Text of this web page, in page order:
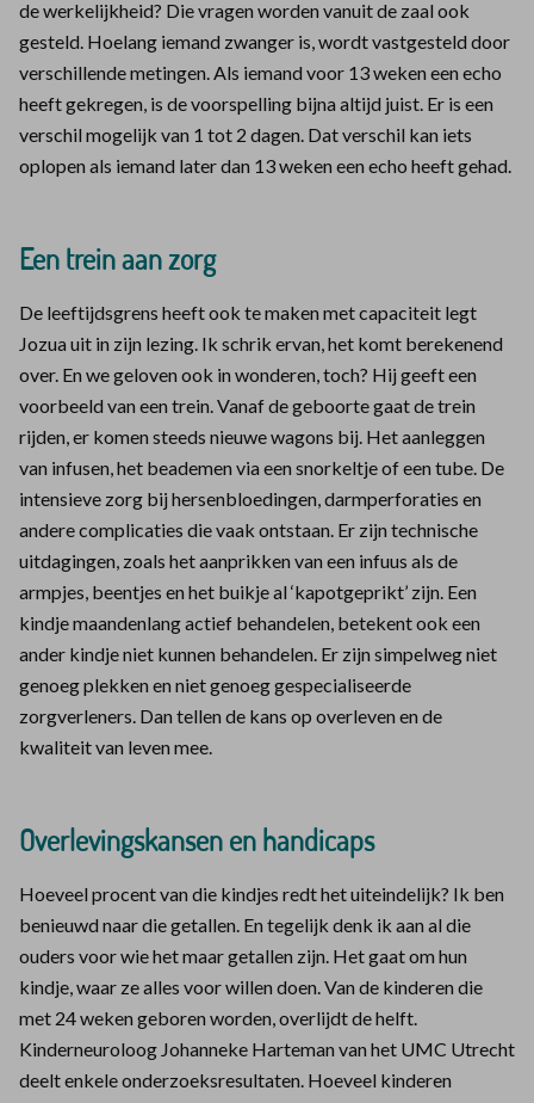
de werkelijkheid? Die vragen worden vanuit de zaal ook
gesteld. Hoelang iemand zwanger is, wordt vastgesteld door
verschillende metingen. Als iemand voor 13 weken een echo
heeft gekregen, is de voorspelling bijna altijd juist. Er is een
verschil mogelijk van 1 tot 2 dagen. Dat verschil kan iets
oplopen als iemand later dan 13 weken een echo heeft gehad.
Een trein aan zorg
De leeftijdsgrens heeft ook te maken met capaciteit legt
Jozua uit in zijn lezing. Ik schrik ervan, het komt berekenend
over. En we geloven ook in wonderen, toch? Hij geeft een
voorbeeld van een trein. Vanaf de geboorte gaat de trein
rijden, er komen steeds nieuwe wagons bij. Het aanleggen
van infusen, het beademen via een snorkeltje of een tube. De
intensieve zorg bij hersenbloedingen, darmperforaties en
andere complicaties die vaak ontstaan. Er zijn technische
uitdagingen, zoals het aanprikken van een infuus als de
armpjes, beentjes en het buikje al ‘kapotgeprikt’ zijn. Een
kindje maandenlang actief behandelen, betekent ook een
ander kindje niet kunnen behandelen. Er zijn simpelweg niet
genoeg plekken en niet genoeg gespecialiseerde
zorgverleners. Dan tellen de kans op overleven en de
kwaliteit van leven mee.
Overlevingskansen en handicaps
Hoeveel procent van die kindjes redt het uiteindelijk? Ik ben
benieuwd naar die getallen. En tegelijk denk ik aan al die
ouders voor wie het maar getallen zijn. Het gaat om hun
kindje, waar ze alles voor willen doen. Van de kinderen die
met 24 weken geboren worden, overlijdt de helft.
Kinderneuroloog Johanneke Harteman van het UMC Utrecht
deelt enkele onderzoeksresultaten. Hoeveel kinderen